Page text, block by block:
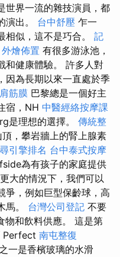
世界一流的雜技演員，都
演出。 台中舒壓 乍一
相似，這不是巧合。 記
外燴佈置 有很多游泳池，
和健康體驗。 許多人對
因為長期以來一直處於季
筋膜 巴黎總是一個好主
宿，NH 中醫經絡按摩課
是理想的選擇。 傳統整
，攀岩牆上的腎上腺素
引擎排名 台中泰式按摩
為有孩子的家庭提供
大的情況下，我們可以
爭，例如巨型保齡球，高
馬。 台灣公司登記 不要
物和飲料供應。 這是第
Perfect 南屯整復
一是香檳玻璃的水滑